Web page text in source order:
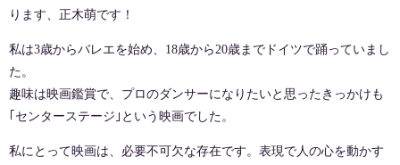
ります、正木萌です！
私は3歳からバレエを始め、18歳から20歳までドイツで踊っていまし
た。
趣味は映画鑑賞で、プロのダンサーになりたいと思ったきっかけも
｢センターステージ｣という映画でした。
私にとって映画は、必要不可欠な存在です。表現で人の心を動かす